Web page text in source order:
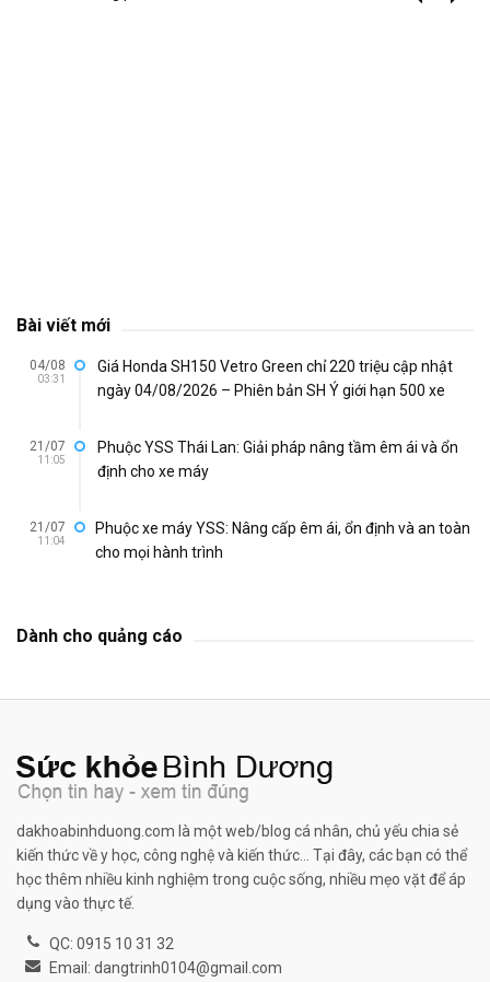
Bài viết mới
04/08
03:31
Giá Honda SH150 Vetro Green chỉ 220 triệu cập nhật
ngày 04/08/2026 – Phiên bản SH Ý giới hạn 500 xe
21/07
11:05
Phuộc YSS Thái Lan: Giải pháp nâng tầm êm ái và ổn
định cho xe máy
21/07
11:04
Phuộc xe máy YSS: Nâng cấp êm ái, ổn định và an toàn
cho mọi hành trình
Dành cho quảng cáo
dakhoabinhduong.com là một web/blog cá nhân, chủ yếu chia sẻ
kiến thức về y học, công nghệ và kiến thức... Tại đây, các bạn có thể
học thêm nhiều kinh nghiệm trong cuộc sống, nhiều mẹo vặt để áp
dụng vào thực tế.
QC: 0915 10 31 32
Email: dangtrinh0104@gmail.com